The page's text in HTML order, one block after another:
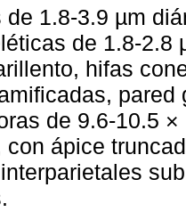
de 1.8-3.9 µm
de 1.8-2.8
hifas
de 9.6-10.5
con ápice